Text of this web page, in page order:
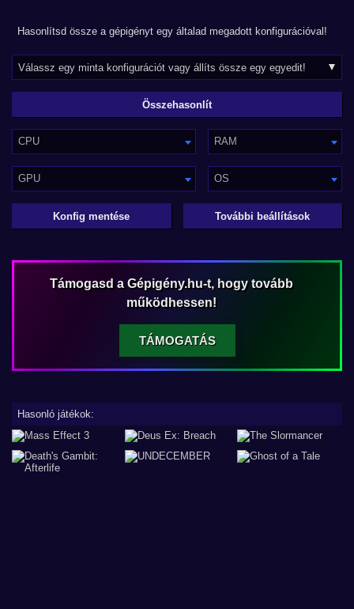
Hasonlítsd össze a gépigényt egy általad megadott konfigurációval!
CPU RAM
GPU OS
Konfig mentése További beállítások
Támogasd a Gépigény.hu-t, hogy tovább
működhessen!
TÁMOGATÁS
Hasonló játékok: